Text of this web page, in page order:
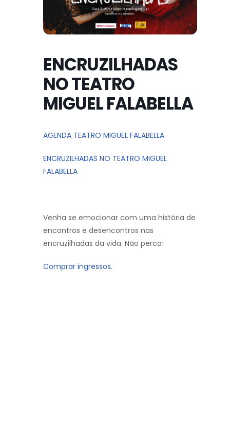
ENCRUZILHADAS
NO TEATRO
MIGUEL FALABELLA
AGENDA TEATRO MIGUEL FALABELLA
ENCRUZILHADAS NO TEATRO MIGUEL
FALABELLA
Venha se emocionar com uma história de
encontros e desencontros nas
encruzilhadas da vida. Não perca!
Comprar ingressos.